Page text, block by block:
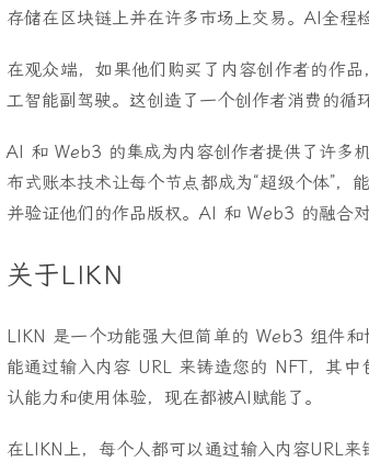
存储在区块链上并在许多市场上交易。AI全程
在观众端，如果他们购买了内容创作者的作
工智能副驾驶。这创造了一个创作者消费的循
AI 和 Web3 的集成为内容创作者提供了许多
布式账本技术让每个节点都成为“超级个体”，
并验证他们的作品版权。AI 和 Web3 的融合
关于LIKN
LIKN 是一个功能强大但简单的 Web3 组件
能通过输入内容 URL 来铸造您的 NFT，其
认能力和使用体验，现在都被AI赋能了。
在LIKN上，每个人都可以通过输入内容URL